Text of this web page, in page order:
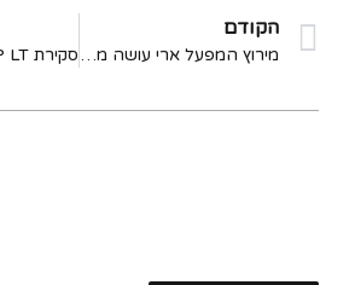
הקודם
מירוץ המפעל ארי עושה מהלכים גדולים: שלטי קרוז, שותפות Fasthouse